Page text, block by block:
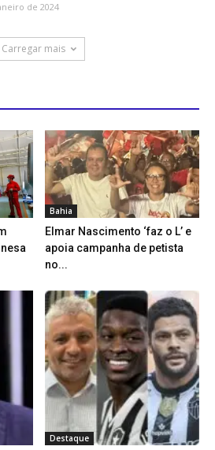
de 2024
Carregar mais
Bahia
Elmar Nascimento ‘faz o L’ e
apoia campanha de petista
no...
Destaque